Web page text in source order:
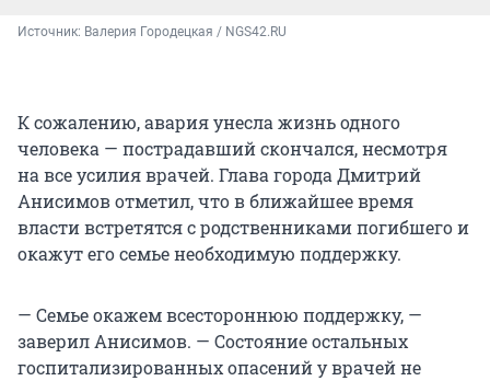
Источник: Валерия Городецкая / NGS42.RU
К сожалению, авария унесла жизнь одного
человека — пострадавший скончался, несмотря
на все усилия врачей. Глава города Дмитрий
Анисимов отметил, что в ближайшее время
власти встретятся с родственниками погибшего и
окажут его семье необходимую поддержку.
— Семье окажем всестороннюю поддержку, —
заверил Анисимов. — Состояние остальных
госпитализированных опасений у врачей не